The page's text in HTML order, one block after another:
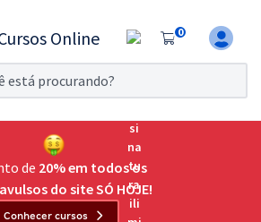
0
11
grátis por 7 dias!
Passar
para o Exame da
de 20% em todos os
do site SÓ HOJE!
Conhecer cursos